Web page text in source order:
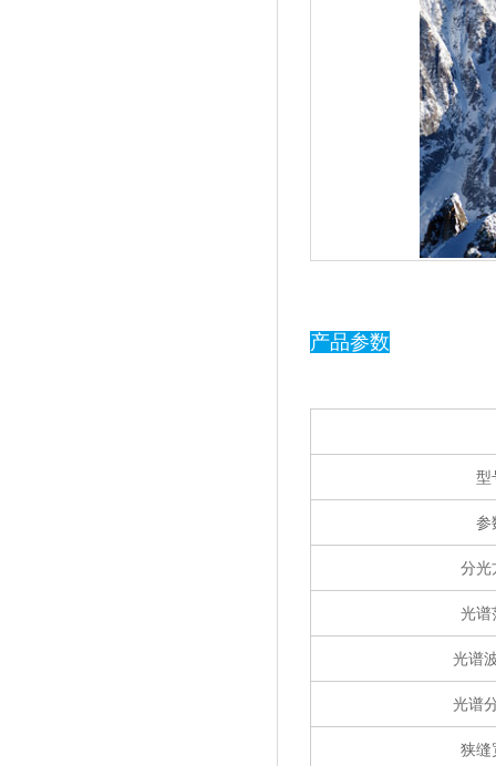
产品参数
型
参
分光
光谱
光谱
光谱
狭缝